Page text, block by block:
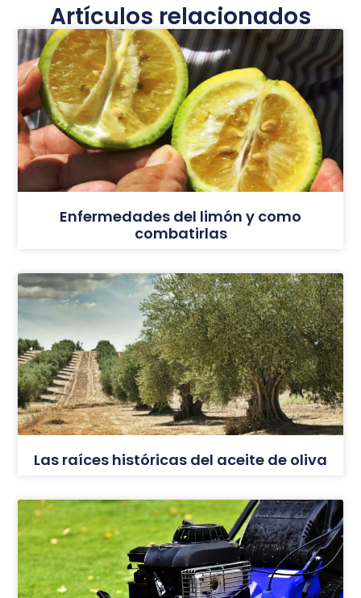
Artículos relacionados
Enfermedades del limón y como
combatirlas
Las raíces históricas del aceite de oliva